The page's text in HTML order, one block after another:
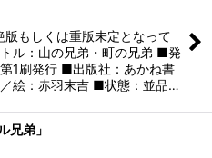
もしくは重版未定となって
ル：山の兄弟・町の兄弟 ■発
1刷発行 ■出版社：あかね書
絵：赤羽末吉 ■状態：並品…
兄弟」